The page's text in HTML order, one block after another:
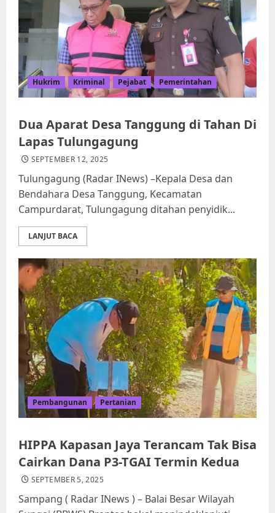
Hukrim Kriminal Pejabat Pemerintahan
Dua Aparat Desa Tanggung di Tahan Di
Lapas Tulungagung
SEPTEMBER 12, 2025
Tulungagung (Radar INews) –Kepala Desa dan
Bendahara Desa Tanggung, Kecamatan
Campurdarat, Tulungagung ditahan penyidik...
LANJUT BACA
Pembangunan Pertanian
HIPPA Kapasan Jaya Terancam Tak Bisa
Cairkan Dana P3-TGAI Termin Kedua
SEPTEMBER 5, 2025
Sampang ( Radar INews ) – Balai Besar Wilayah